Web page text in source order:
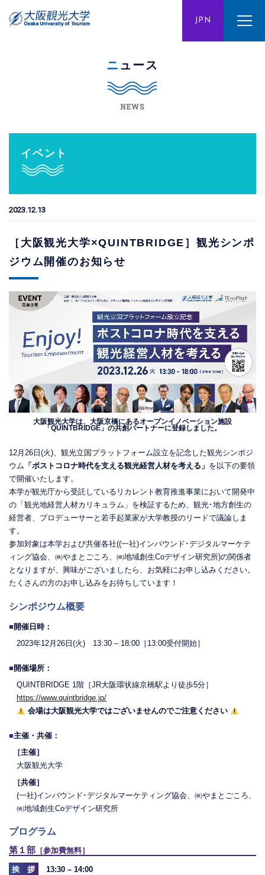
JPN
ENG CHN
ニュース
NEWS
イベント
2023.12.13
［大阪観光大学×QUINTBRIDGE］観光シンポ
ジウム開催のお知らせ
大阪観光大学は、大阪京橋にあるオープンイノベーション施設
「QUINTBRIDGE」の共創パートナーに登録しました。
12月26日(火)、観光立国プラットフォーム設立を記念した観光シンポジ
ウム 「ポストコロナ時代を支える観光経営人材を考える」 を以下の要領
で開催いたします。
本学が観光庁から受託しているリカレント教育推進事業において開発中
の「観光地経営人材カリキュラム」を検証するため、観光･地方創生の
経営者、プロデューサーと若手起業家が大学教授のリードで議論しま
す。
参加対象は本学および共催各社((一社)インバウンド･デジタルマーケテ
ィング協会、㈱やまとごころ、㈱地域創生Coデザイン研究所)の関係者
となりますが、興味がございましたら、お気軽にお申し込みください。
たくさんの方のお申し込みをお待ちしています！
シンポジウム概要
■ 開催日時：
2023年12月26日(火) 13:30 – 18:00［13:00受付開始］
■ 開催場所：
QUINTBRIDGE 1階［JR大阪環状線京橋駅より徒歩5分］
https://www.quintbridge.jp/
会場は大阪観光大学ではございませんのでご注意ください
■主催・共催：
［主催］
大阪観光大学
［共催］
(一社)インバウンド･デジタルマーケティング協会、㈱やまとごころ、
㈱地域創生Coデザイン研究所
プログラム
第１部 ［参加費無料］
挨 拶
13:30 – 14:00